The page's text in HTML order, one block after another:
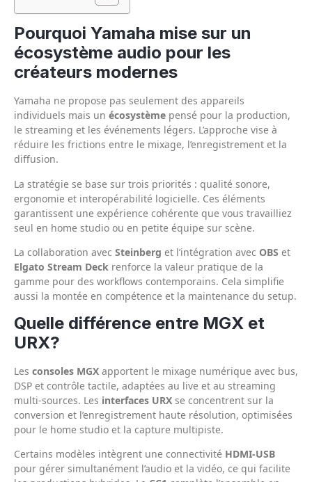
Pourquoi Yamaha mise sur un
écosystème audio pour les
créateurs modernes
Yamaha ne propose pas seulement des appareils
individuels mais un écosystème pensé pour la production,
le streaming et les événements légers. L’approche vise à
réduire les frictions entre le mixage, l’enregistrement et la
diffusion.
La stratégie se base sur trois priorités : qualité sonore,
ergonomie et interopérabilité logicielle. Ces éléments
garantissent une expérience cohérente que vous travailliez
seul en home studio ou en petite équipe sur scène.
La collaboration avec Steinberg et l’intégration avec OBS et
Elgato Stream Deck renforce la valeur pratique de la
gamme pour des workflows contemporains. Cela simplifie
aussi la montée en compétence et la maintenance du setup.
Quelle différence entre MGX et
URX?
Les consoles MGX apportent le mixage numérique avec bus,
DSP et contrôle tactile, adaptées au live et au streaming
multi-sources. Les interfaces URX se concentrent sur la
conversion et l’enregistrement haute résolution, optimisées
pour le home studio et la capture multipiste.
Certains modèles intègrent une connectivité HDMI-USB
pour gérer simultanément l’audio et la vidéo, ce qui facilite